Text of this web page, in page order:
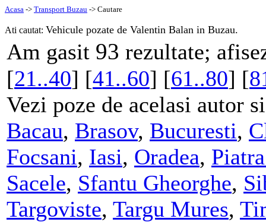
Acasa -> Transport Buzau -> Cautare
Ati cautat: Vehicule pozate de Valentin Balan in Buzau.
Am gasit 93 rezultate;
[21..40] [41..60] [61..80] [
Vezi poze de acelasi autor
Bacau, Brasov, Bucuresti,
Focsani, Iasi, Oradea,
Sacele, Sfantu Gheorghe,
Targoviste, Targu Mures,